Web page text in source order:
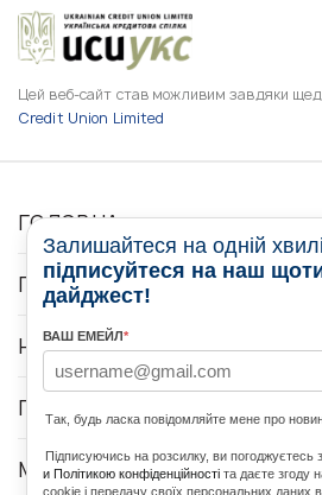
Цей веб-сайт став можливим завдяки
Credit Union Limited
ГОЛОВНА
ПРО НАС
НОВИНИ
ПРОГРАМИ
МЕДІА КОНТАКТИ
Залишайтеся на одній
підписуйтеся на наш
дайджест!
ВАШ ЕМЕЙЛ*
Так, будь ласка повідомляйте мене про
Підписуючись на розсилку, ви погоджуєтесь з
и Політикою конфіденційності та даєте згоду
cookie і передачу своїх персональних даних в